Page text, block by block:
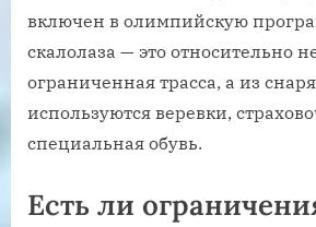
включен в олимпийскую
скалолаза — это относительно
ограниченная трасса, а из
используются веревки,
специальная обувь.
Есть ли